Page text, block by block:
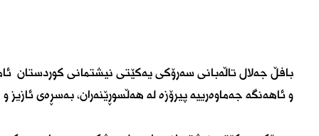
بافڵ جەلال تاڵەبانی سەرۆکی یەکێتی نیشتمانی کوردستان
و ئاهەنگە جەماوەرییە پیرۆزە لە هەڵسوڕێنەران، بەسڕەی ئازیز